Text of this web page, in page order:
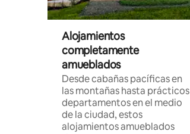
Alojamientos
completamente
amueblados
Desde cabañas pacíficas en
las montañas hasta prácticos
departamentos en el medio
de la ciudad, estos
alojamientos amueblados